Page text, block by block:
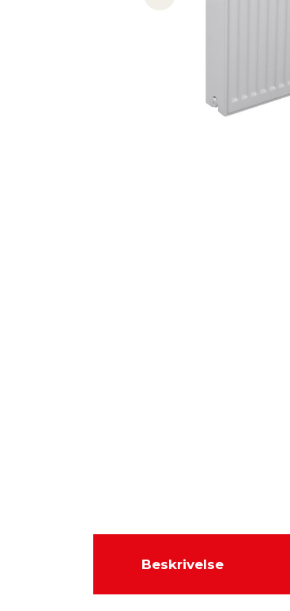
Previous slide
Beskrivelse